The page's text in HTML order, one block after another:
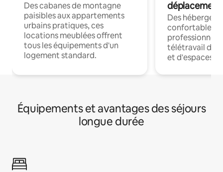
Des cabanes de montagne
paisibles aux appartements
urbains pratiques, ces
locations meublées offrent
tous les équipements d'un
logement standard.
déplacement
Des
confortables
professionnels
télétravail
et d'espaces
Équipements et avantages des séjours
longue durée